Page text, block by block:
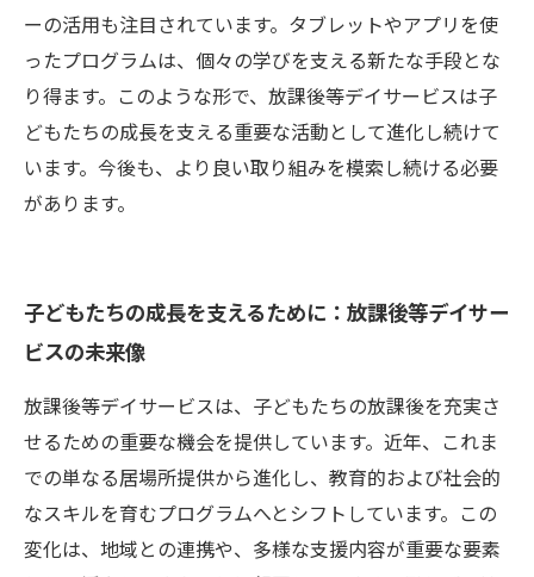
ーの活用も注目されています。タブレットやアプリを使
ったプログラムは、個々の学びを支える新たな手段とな
り得ます。このような形で、放課後等デイサービスは子
どもたちの成長を支える重要な活動として進化し続けて
います。今後も、より良い取り組みを模索し続ける必要
があります。
子どもたちの成長を支えるために：放課後等デイサー
ビスの未来像
放課後等デイサービスは、子どもたちの放課後を充実さ
せるための重要な機会を提供しています。近年、これま
での単なる居場所提供から進化し、教育的および社会的
なスキルを育むプログラムへとシフトしています。この
変化は、地域との連携や、多様な支援内容が重要な要素